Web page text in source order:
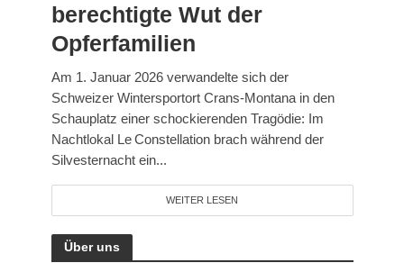
berechtigte Wut der
Opferfamilien
Am 1. Januar 2026 verwandelte sich der
Schweizer Wintersportort Crans‑Montana in den
Schauplatz einer schockierenden Tragödie: Im
Nachtlokal Le Constellation brach während der
Silvesternacht ein...
WEITER LESEN
Über uns